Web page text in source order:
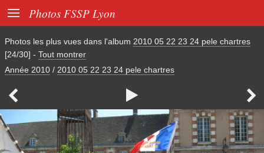
 Photos FSSP Lyon
Photos les plus vues dans l'album 2010 05 22 23 24 pele chartres
[24/30] - Tout montrer
Année 2010 / 2010 05 22 23 24 pele chartres
  